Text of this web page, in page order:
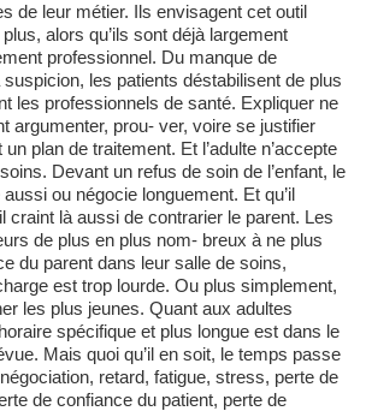
de leur métier. Ils envisagent cet outil
alors qu’ils sont déjà largement
professionnel. Du manque de
suspicion, les patients déstabilisent de plus
les professionnels de santé. Expliquer ne
argumenter, prou- ver, voire se justifier
un plan de traitement. Et l’adulte n’accepte
Devant un refus de soin de l’enfant, le
ou négocie longuement. Et qu’il
craint là aussi de contrarier le parent. Les
de plus en plus nom- breux à ne plus
du parent dans leur salle de soins,
est trop lourde. Ou plus simplement,
les plus jeunes. Quant aux adultes
spécifique et plus longue est dans le
Mais quoi qu’il en soit, le temps passe
négociation, retard, fatigue, stress, perte de
de confiance du patient, perte de